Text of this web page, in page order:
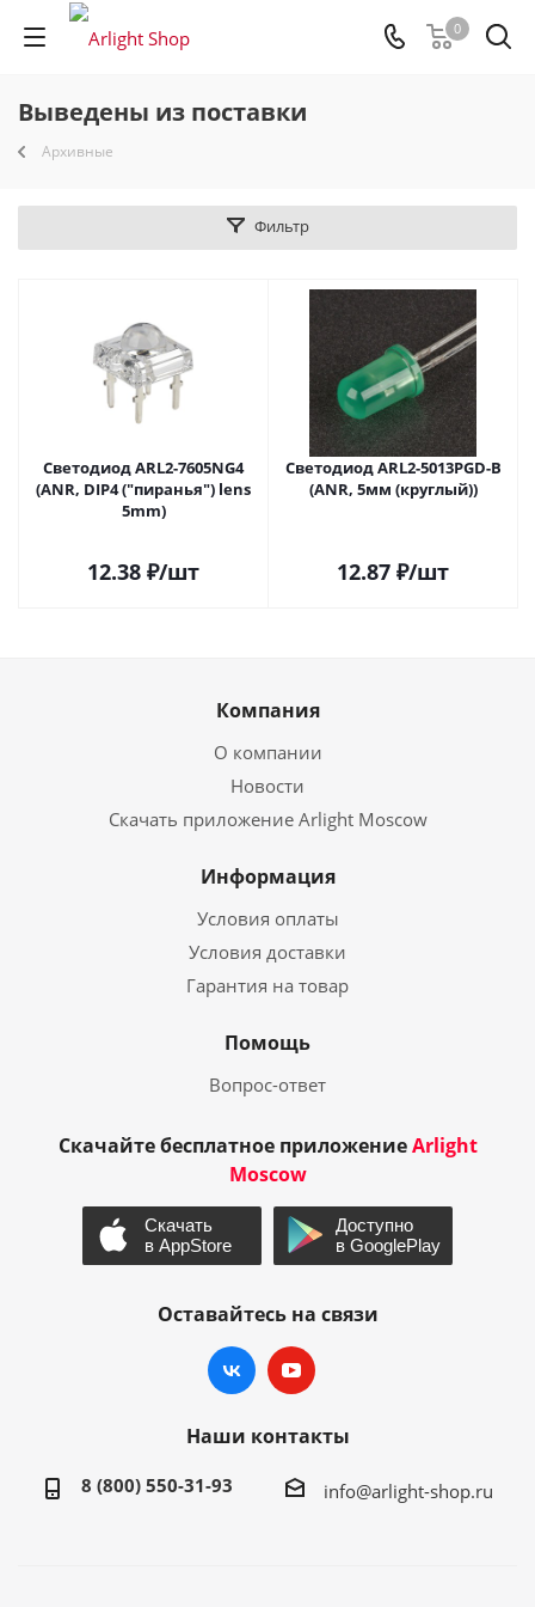
0
Выведены из поставки
Архивные
Фильтр
Светодиод ARL2-7605NG4
(ANR, DIP4 ("пиранья") lens
5mm)
12.38 ₽/шт
Светодиод ARL2-5013PGD-B
(ANR, 5мм (круглый))
12.87 ₽/шт
Компания
О компании
Новости
Скачать приложение Arlight Moscow
Информация
Условия оплаты
Условия доставки
Гарантия на товар
Помощь
Вопрос-ответ
Скачайте бесплатное приложениеArlight
Moscow
Оставайтесь на связи
Наши контакты
8 (800) 550-31-93 info@arlight-shop.ru